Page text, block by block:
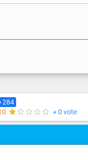
284
+ 0 vote